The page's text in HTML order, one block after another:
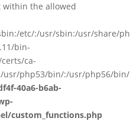
within the allowed
etc/:/usr/sbin:/usr/share/
bin-
ca-
usr/php53/bin/:/usr/php56/
40a6-b6ab-
custom_functions.php